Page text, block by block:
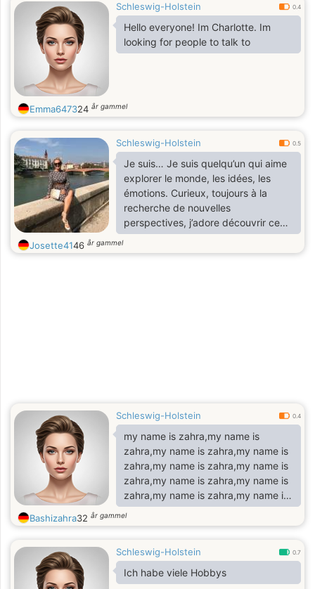
Schleswig-Holstein 0.4
Hello everyone! Im Charlotte. Im
looking for people to talk to
Emma647324 år gammel
Schleswig-Holstein 0.5
Je suis… Je suis quelqu’un qui aime
explorer le monde, les idées, les
émotions. Curieux, toujours à la
recherche de nouvelles
perspectives, j’adore découvrir ce
qui se cache derrière chaque
conversation. Je n'ai pas peur de
Josette4146 år gammel
Schleswig-Holstein 0.4
my name is zahra,my name is
zahra,my name is zahra,my name is
zahra,my name is zahra,my name is
zahra,my name is zahra,my name is
zahra,my name is zahra,my name is
zahra,my name is zahra,my name is
zahra,my name is zahra,my name is
zahra,
Bashizahra32 år gammel
Schleswig-Holstein 0.7
Ich habe viele Hobbys